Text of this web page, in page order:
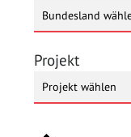
Projekt